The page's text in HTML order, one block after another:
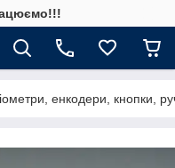
енкодери, кнопки,